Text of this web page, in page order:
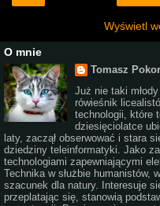
Wyświetl
O mnie
Tomasz
Już nie taki
rówieśnik
technologii, które
dziesięciolatce
laty, zaczął obserwować i stara
dziedziny teleinformatyki. Jako
technologiami zapewniającymi
Technika w służbie humanistów,
szacunek dla natury. Interesuje
przeplatając się, stanowią